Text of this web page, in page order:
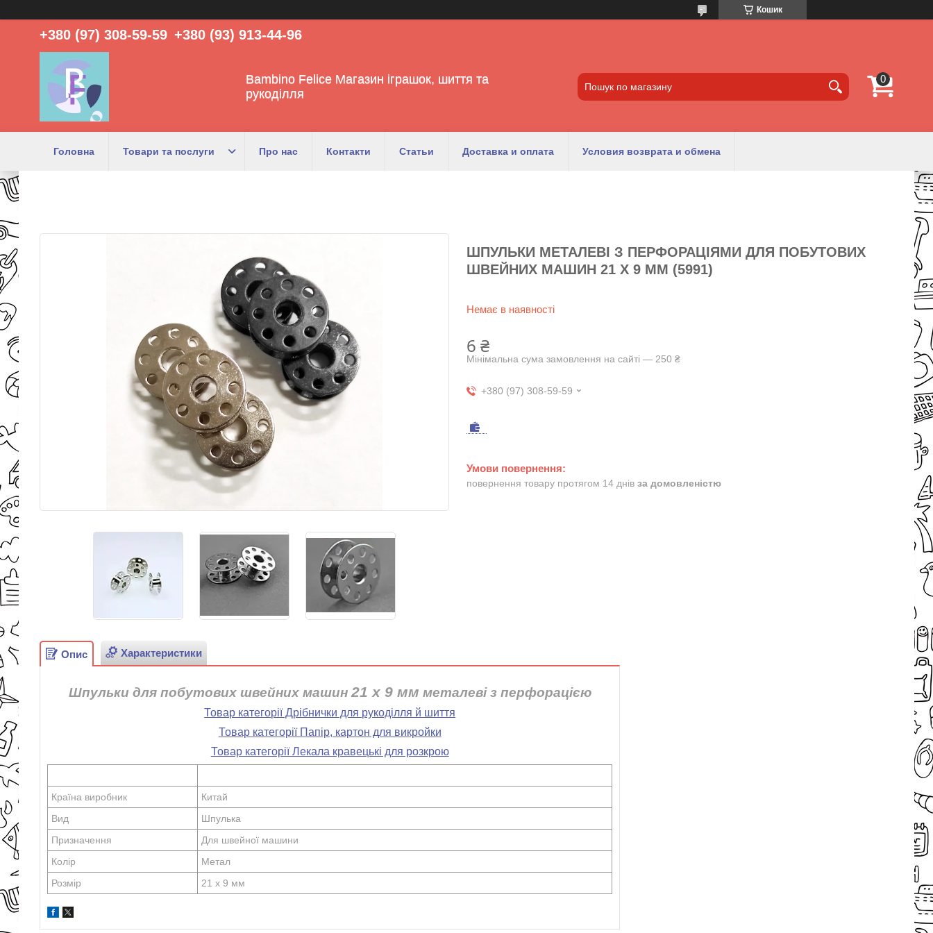
Кошик
+380 (97) 308-59-59 +380 (93) 913-44-96
Bambino Felice Магазин іграшок, шиття та
рукоділля
Головна Товари та послуги Про нас Контакти Статьи Доставка и оплата Условия возврата и обмена
ШПУЛЬКИ МЕТАЛЕВІ З ПЕРФОРАЦІЯМИ ДЛЯ ПОБУТОВИХ
ШВЕЙНИХ МАШИН 21 Х 9 ММ (5991)
Немає в наявності
6 ₴
Мінімальна сума замовлення на сайті — 250 ₴
+380 (97) 308-59-59
повернення товару протягом 14 днів за домовленістю
Опис Характеристики
Шпульки для побутових швейних машин 21 х 9 мм металеві з перфорацією
Товар категорії Дрібнички для рукоділля й шиття
Товар категорії Папір, картон для викройки
Товар категорії Лекала кравецькі для розкрою
Країна виробник
Китай
Вид
Шпулька
Призначення
Для швейної машини
Колір
Метал
Розмір
21 х 9 мм